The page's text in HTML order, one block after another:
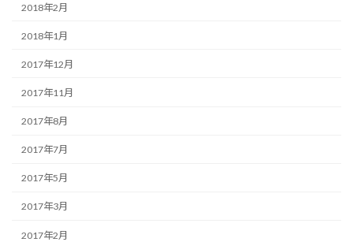
2018年2月
2018年1月
2017年12月
2017年11月
2017年8月
2017年7月
2017年5月
2017年3月
2017年2月